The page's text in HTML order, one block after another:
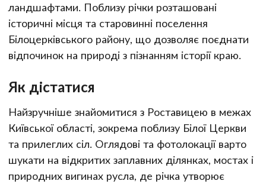
ландшафтами. Поблизу річки розташовані
історичні місця та старовинні поселення
Білоцерківського району, що дозволяє поєднати
відпочинок на природі з пізнанням історії краю.
Як дістатися
Найзручніше знайомитися з Роставицею в межах
Київської області, зокрема поблизу Білої Церкви
та прилеглих сіл. Оглядові та фотолокації варто
шукати на відкритих заплавних ділянках, мостах і
природних вигинах русла, де річка утворює